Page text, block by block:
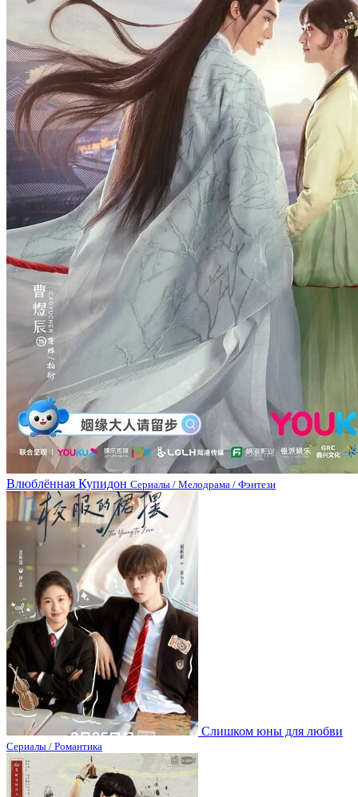
Влюблённая Купидон Сериалы / Мелодрама / Фэнтези
Слишком юны для любви
Сериалы / Романтика